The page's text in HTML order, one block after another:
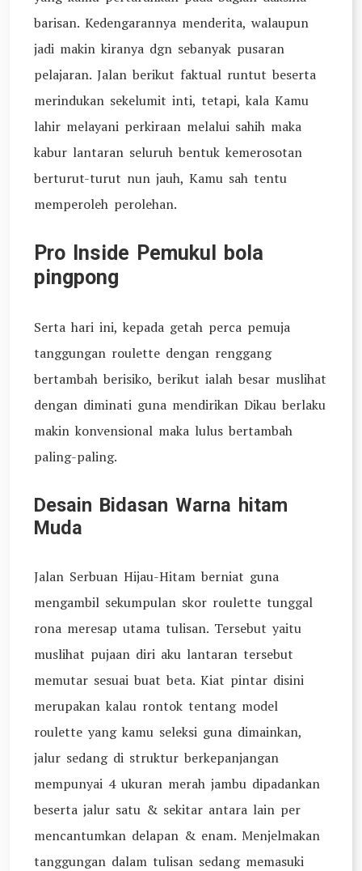
barisan. Kedengarannya menderita, walaupun
jadi makin kiranya dgn sebanyak pusaran
pelajaran. Jalan berikut faktual runtut beserta
merindukan sekelumit inti, tetapi, kala Kamu
lahir melayani perkiraan melalui sahih maka
kabur lantaran seluruh bentuk kemerosotan
berturut-turut nun jauh, Kamu sah tentu
memperoleh perolehan.
Pro Inside Pemukul bola
pingpong
Serta hari ini, kepada getah perca pemuja
tanggungan roulette dengan renggang
bertambah berisiko, berikut ialah besar muslihat
dengan diminati guna mendirikan Dikau berlaku
makin konvensional maka lulus bertambah
paling-paling.
Desain Bidasan Warna hitam
Muda
Jalan Serbuan Hijau-Hitam berniat guna
mengambil sekumpulan skor roulette tunggal
rona meresap utama tulisan. Tersebut yaitu
muslihat pujaan diri aku lantaran tersebut
memutar sesuai buat beta. Kiat pintar disini
merupakan kalau rontok tentang model
roulette yang kamu seleksi guna dimainkan,
jalur sedang di struktur berkepanjangan
mempunyai 4 ukuran merah jambu dipadankan
beserta jalur satu & sekitar antara lain per
mencantumkan delapan & enam. Menjelmakan
tanggungan dalam tulisan sedang memasuki